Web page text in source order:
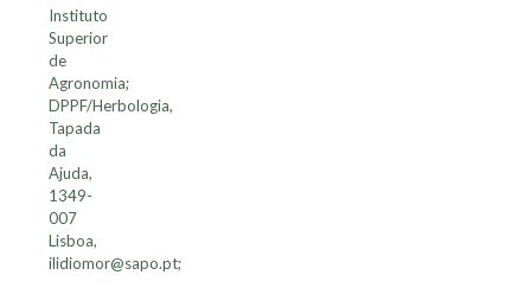
Instituto
Superior
de
Agronomia;
DPPF/Herbologia,
Tapada
da
Ajuda,
1349-
007
Lisboa,
ilidiomor@sapo.pt;